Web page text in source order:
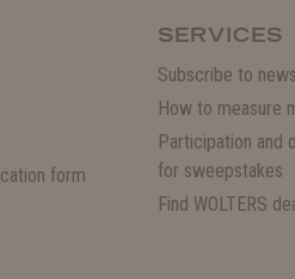
form
SERVICES
Subscribe to
How to measure
Participation and
for sweepstakes
Find WOLTERS